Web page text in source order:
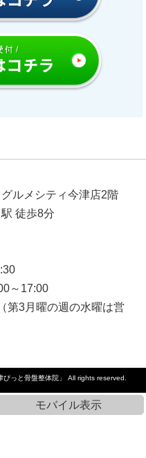
ルメシティ今津店2階
徒歩8分
～17:00
第3月曜の週の水曜は営
っと骨盤整体院」 All rights reserved.
モバイル表示